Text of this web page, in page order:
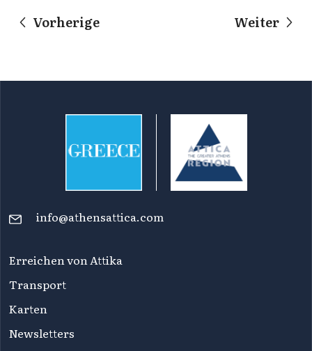
Vorherige Weiter
info@athensattica.com
Erreichen von Attika
Transport
Karten
Newsletters